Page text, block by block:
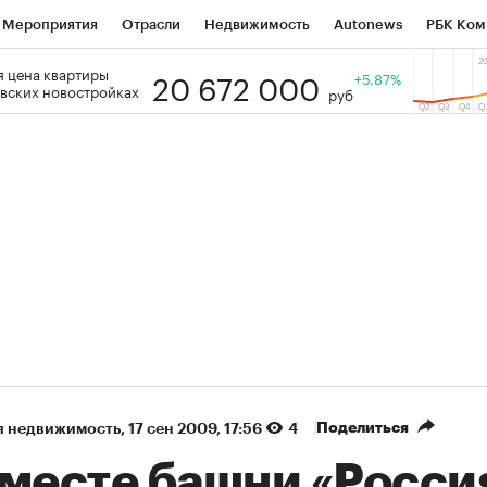
Мероприятия Отрасли Недвижимость Autonews РБК
РБК Образование Тренды
цена квартиры
новостройках
20 672 000 руб
+5.87%
недвижимость⁠, 17 сен 2009, 17:56 4 Поделиться